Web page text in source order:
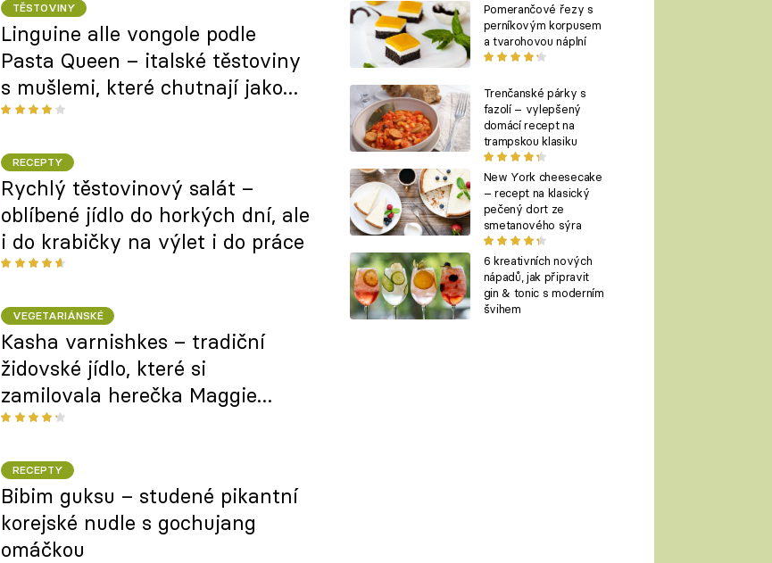
Pomerančové řezy s
perníkovým korpusem
a tvarohovou náplní
Trenčanské párky s
fazolí – vylepšený
domácí recept na
trampskou klasiku
New York cheesecake
– recept na klasický
pečený dort ze
smetanového sýra
6 kreativních nových
nápadů, jak připravit
gin & tonic s moderním
švihem
TĚSTOVINY
Linguine alle vongole podle
Pasta Queen – italské těstoviny
s mušlemi, které chutnají jako
dovolená u moře
RECEPTY
Rychlý těstovinový salát –
oblíbené jídlo do horkých dní, ale
i do krabičky na výlet i do práce
VEGETARIÁNSKÉ
Kasha varnishkes – tradiční
židovské jídlo, které si
zamilovala herečka Maggie
Gyllenhaal
RECEPTY
Bibim guksu – studené pikantní
korejské nudle s gochujang
omáčkou